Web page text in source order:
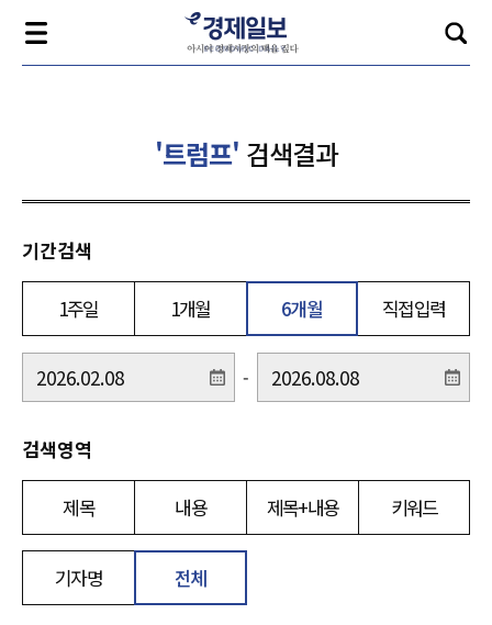
'트럼프' 검색결과
기간검색
1주일 1개월 6개월 직접입력
-
검색영역
제목 내용 제목+내용 키워드
기자명 전체